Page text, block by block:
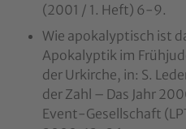
(2001 / 1. Heft) 6-9.
Wie apokalyptisch ist
Apokalyptik im
der Urkirche, in: S.
der Zahl – Das Jahr
Event-Gesellschaft